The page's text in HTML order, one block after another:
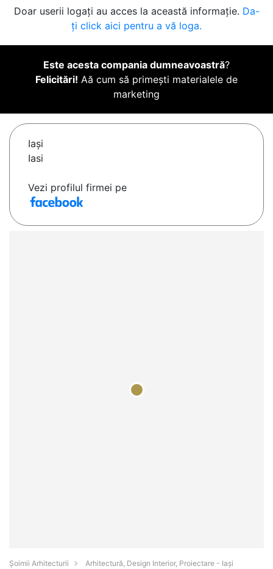
Doar userii logați au acces la această informație. Da-
ți click aici pentru a vă loga.
Este acesta compania dumneavoastră?
Felicitări! Aă cum să primești materialele de
marketing
Iaşi
Iasi
Vezi profilul firmei pe
Șoimii Arhitecturii
Arhitectură, Design Interior, Proiectare - Iaşi